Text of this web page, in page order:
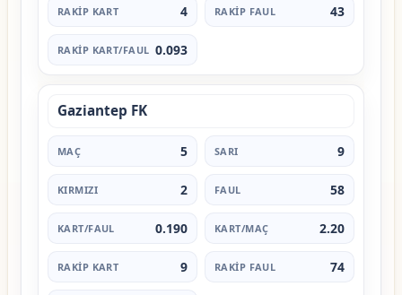
4 43
0.093
Gaziantep FK
5 9
2 58
0.190 2.20
9 74